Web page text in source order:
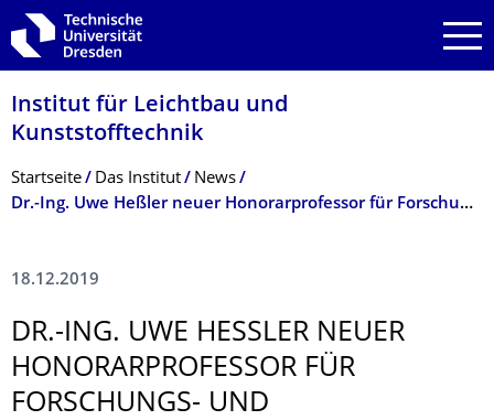
Zur Hauptnavigation springen
Zur Suche springen
Zum Inhalt springen
Institut für Leichtbau und
Kunststofftechnik
Breadcrumb-Menü
Startseite Das Institut
News
Dr.-Ing. Uwe Heßler neuer Honorarprofessor für Forschungs- und Technologiemanagement in der Luftfahrt
18.12.2019
DR.-ING. UWE HESSLER NEUER H
ONORARPROFES­SOR FÜR F
ORSCHUNGS- UND T